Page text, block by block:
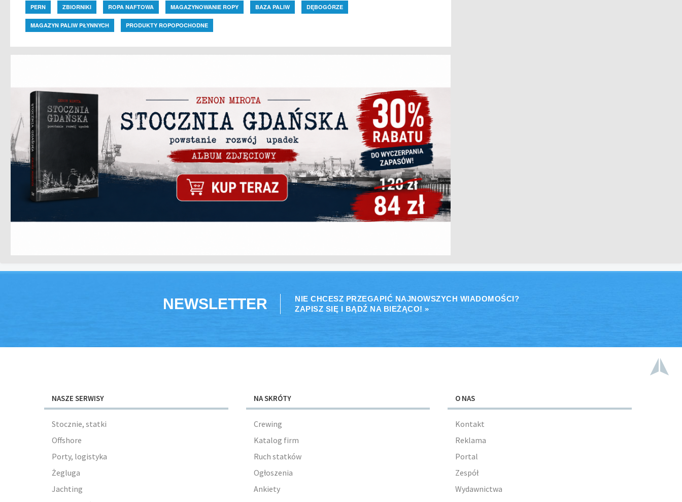
PERN ZBIORNIKI ROPA NAFTOWA MAGAZYNOWANIE ROPY BAZA PALIW DĘBOGÓRZE
MAGAZYN PALIW PŁYNNYCH PRODUKTY ROPOPOCHODNE
NEWSLETTER
NIE CHCESZ PRZEGAPIĆ NAJNOWSZYCH WIADOMOŚCI?
ZAPISZ SIĘ I BĄDŹ NA BIEŻĄCO! »
NASZE SERWISY
Stocznie, statki
Offshore
Porty, logistyka
Żegluga
Jachting
NA SKRÓTY
Crewing
Katalog firm
Ruch statków
Ogłoszenia
Ankiety
O NAS
Kontakt
Reklama
Portal
Zespół
Wydawnictwa